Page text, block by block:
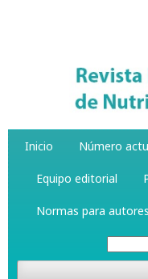
Inicio Número
Equipo editorial
Normas para autores